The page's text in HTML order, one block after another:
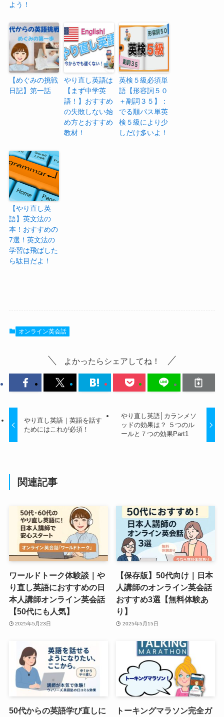
よう！
【めぐみの挑戦
日記】第一話
やり直し英語は
【まず中学英
語！】おすすめ
の失敗しない始
め方とおすすめ
教材！
英検５級必須単
語【形容詞５０
＋副詞３５】：
でる順パス単英
検５級により少
しだけ多いよ！
【やり直し英
語】英文法の
本！おすすめの
7選！英文法の
学習は飛ばした
ら駄目だよ！
オンライン英会話
よかったらシェアしてね！
やり直し英語｜英語を話す
ためにはこれが必須！
やり直し英語│カランメソ
ッドの効果は？ ５つのル
ールと７つの効果Part1
関連記事
ワールドトーク体験談｜や
り直し英語におすすめの日
本人講師オンライン英会話
【50代にも人気】
2025年5月23日
【保存版】50代向け｜日本
人講師のオンライン英会話
おすすめ3選【無料体験あ
り】
2025年5月15日
50代からの英語学び直しに
トーキングマラソン完全ガ